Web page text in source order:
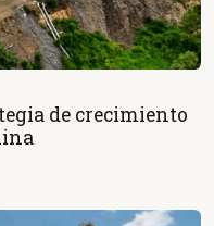
de crecimiento